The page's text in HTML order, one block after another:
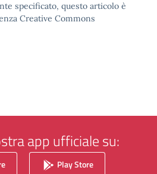
specificato, questo articolo è
Creative Commons
app ufficiale su:
Play Store